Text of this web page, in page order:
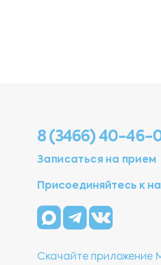
8 (3466) 40-46-
Записаться на прием
Присоединяйтесь к
Скачайте приложение